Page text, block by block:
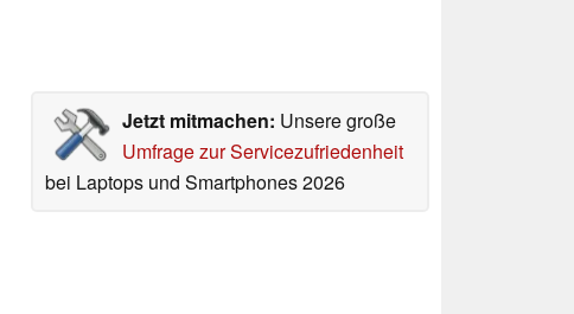
Jetzt mitmachen: Unsere große
Umfrage zur Servicezufriedenheit
bei Laptops und Smartphones 2026